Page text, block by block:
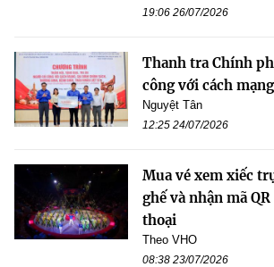
19:06 26/07/2026
Thanh tra Chính
công với cách
Nguyệt Tân
12:25 24/07/2026
Mua vé xem xiếc
ghế và nhận mã
thoại
Theo VHO
08:38 23/07/2026